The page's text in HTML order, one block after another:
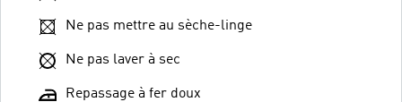
Ne pas mettre au sèche-linge
Ne pas laver à sec
Repassage à fer doux